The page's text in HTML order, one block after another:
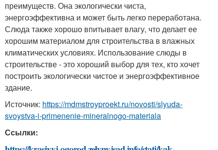
преимуществ. Она экологически чиста,
энергоэффективна и может быть легко переработана.
Слюда также хорошо впитывает влагу, что делает ее
хорошим материалом для строительства в влажных
климатических условиях. Использование слюды в
строительстве - это хороший выбор для тех, кто хочет
построить экологически чистое и энергоэффективное
здание.
Источник: https://mdmstroyproekt.ru/novosti/slyuda-
svoystva-i-primenenie-mineralnogo-materiala
Ссылки: